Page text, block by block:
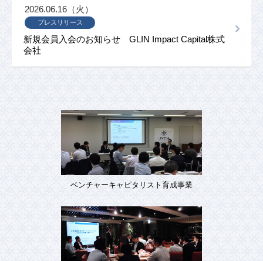
新規会員入会のお知らせ GLIN Impact Capital株式
会社
プレスリリース
2026.06.16（火）
ベンチャーキャピタリスト育成事業